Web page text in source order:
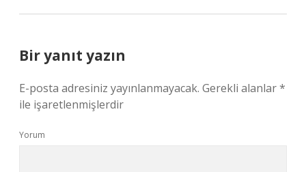
Bir yanıt yazın
E-posta adresiniz yayınlanmayacak. Gerekli alanlar*
ile işaretlenmişlerdir
Yorum